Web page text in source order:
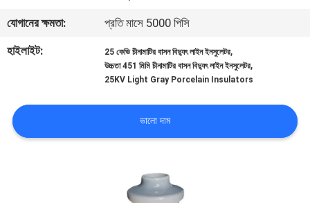
যোগাযোগ
করুন
সাইট
যোগানের ক্ষমতা:
প্রতি মাসে 5000 পিসি
হাইলাইট:
25 কেভি চীনামাটির বাসন বিদ্যুৎ লাইন ইনসুলেটর,
উচ্চতা 451 মিমি চীনামাটির বাসন বিদ্যুৎ লাইন ইনসুলেটর,
25KV Light Gray Porcelain Insulators
ভালো দাম